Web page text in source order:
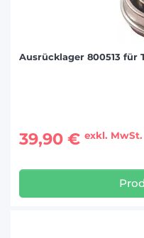
Ausrücklager 800513 für
39,90 € exkl. MwSt.